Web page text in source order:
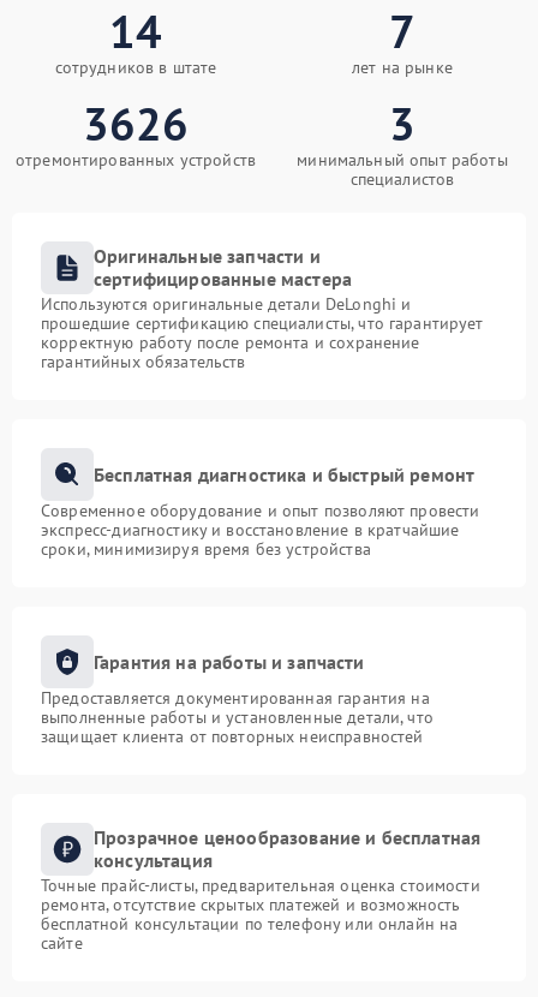
14
сотрудников в штате
7
лет на рынке
3626
отремонтированных устройств
3
минимальный опыт работы
специалистов
Оригинальные запчасти и
сертифицированные мастера
Используются оригинальные детали DeLonghi и
прошедшие сертификацию специалисты, что гарантирует
корректную работу после ремонта и сохранение
гарантийных обязательств
Бесплатная диагностика и быстрый ремонт
Современное оборудование и опыт позволяют провести
экспресс-диагностику и восстановление в кратчайшие
сроки, минимизируя время без устройства
Гарантия на работы и запчасти
Предоставляется документированная гарантия на
выполненные работы и установленные детали, что
защищает клиента от повторных неисправностей
Прозрачное ценообразование и бесплатная
консультация
Точные прайс-листы, предварительная оценка стоимости
ремонта, отсутствие скрытых платежей и возможность
бесплатной консультации по телефону или онлайн на
сайте